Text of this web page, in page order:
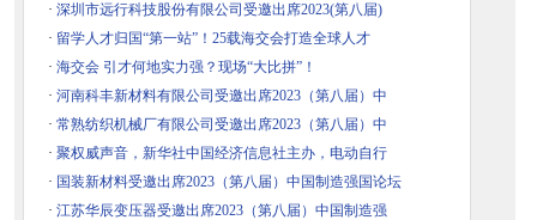
· 深圳市远行科技股份有限公司受邀出席2023(第八届)
· 留学人才归国“第一站”！25载海交会打造全球人才
· 海交会 引才何地实力强？现场“大比拼”！
· 河南科丰新材料有限公司受邀出席2023（第八届）中
· 常熟纺织机械厂有限公司受邀出席2023（第八届）中
· 聚权威声音，新华社中国经济信息社主办，电动自行
· 国装新材料受邀出席2023（第八届）中国制造强国论坛
· 江苏华辰变压器受邀出席2023（第八届）中国制造强